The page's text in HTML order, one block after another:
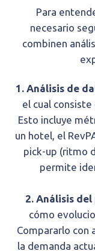
Para
necesario
combinen
1. Análisis de
el cual
Esto incluye
un hotel, el
pick-up (ritmo
permite
2. Análisis
cómo
Compararlo con
la demanda